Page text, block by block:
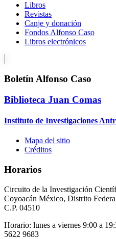
Libros
Revistas
Canje y donación
Fondos Alfonso Caso
Libros electrónicos
Boletín Alfonso Caso
Biblioteca Juan Comas
Instituto de Investigaciones
Mapa del sitio
Créditos
Horarios
Circuito de la Investigación
Coyoacán México, Distrito
C.P. 04510
Horario: lunes a viernes 9:00 a
5622 9683